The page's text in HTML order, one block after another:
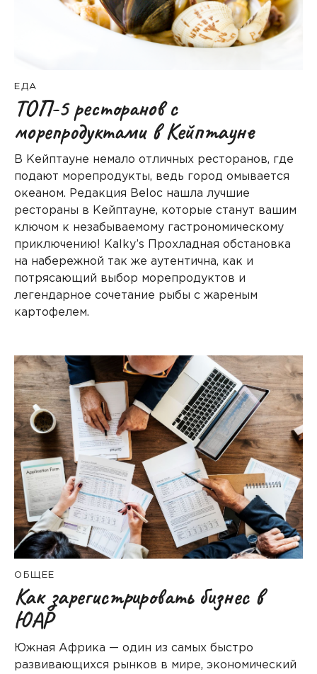
ЕДА
ТОП-5 ресторанов с
морепродуктами в Кейптауне
В Кейптауне немало отличных ресторанов, где
подают морепродукты, ведь город омывается
океаном. Редакция Beloc нашла лучшие
рестораны в Кейптауне, которые станут вашим
ключом к незабываемому гастрономическому
приключению! Kalky’s Прохладная обстановка
на набережной так же аутентична, как и
потрясающий выбор морепродуктов и
легендарное сочетание рыбы с жареным
картофелем.
ОБЩЕЕ
Как зарегистрировать бизнес в
ЮАР
Южная Африка — один из самых быстро
развивающихся рынков в мире, экономический